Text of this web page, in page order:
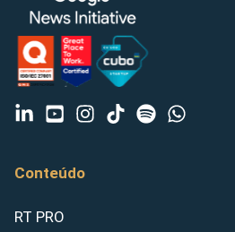
Conteúdo
RT PRO